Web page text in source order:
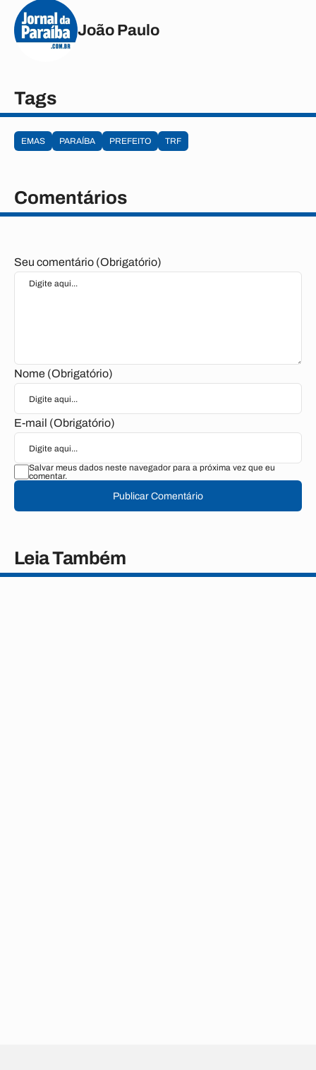
João Paulo
Tags
EMAS PARAÍBA PREFEITO TRF
Comentários
Seu comentário (Obrigatório)
Nome (Obrigatório)
E-mail (Obrigatório)
Salvar meus dados neste navegador para a próxima vez que eu
comentar.
Publicar Comentário
Leia Também